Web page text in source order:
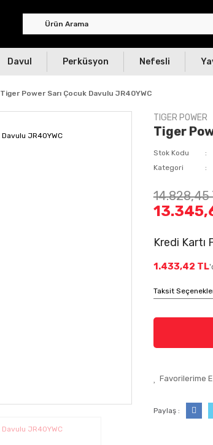
Davul Perküsyon Nefesli
Tiger Power Sarı Çocuk Davulu JR40YWC
TIGER POWER
Tiger
Stok Kodu
Kategori
14.828,45
Kredi Kartı
1.433,42 TL
Taksit
Paylaş :